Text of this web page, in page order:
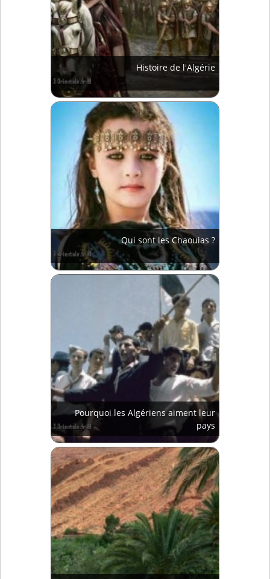
Histoire de l'Algérie
Qui sont les Chaouias ?
Pourquoi les Algériens aiment leur
pays